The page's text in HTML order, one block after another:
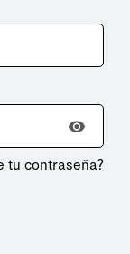
tu contraseña?